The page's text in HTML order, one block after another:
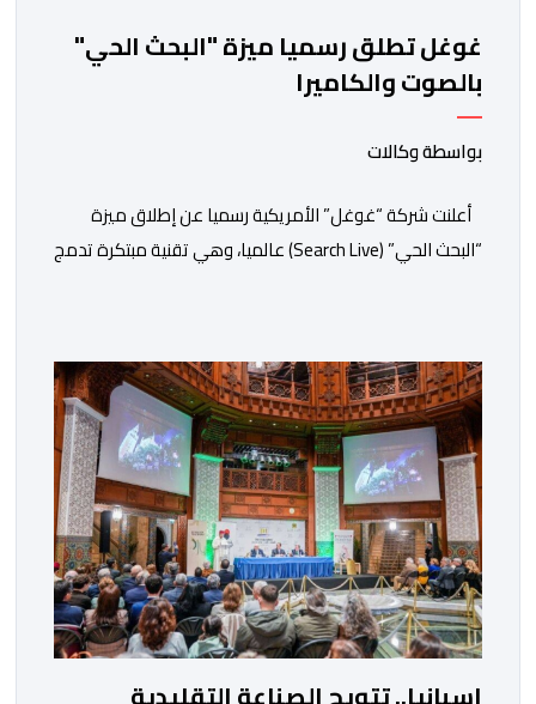
غوغل تطلق رسميا ميزة "البحث الحي"
بالصوت والكاميرا
بواسطة وكالات
أعلنت شركة “غوغل” الأمريكية رسميا عن إطلاق ميزة
“البحث الحي” (Search Live) عالميا، وهي تقنية مبتكرة تدمج
الشركة تأتي هذه الخطوة كجزء من استراتيجية “غوغل”
الشاملة لتعميم تطبيقات الذكاء الاصطناعي التوليدي في
تفاصيل الحياة اليومية. وتعتمد الميزة الجديدة على […]